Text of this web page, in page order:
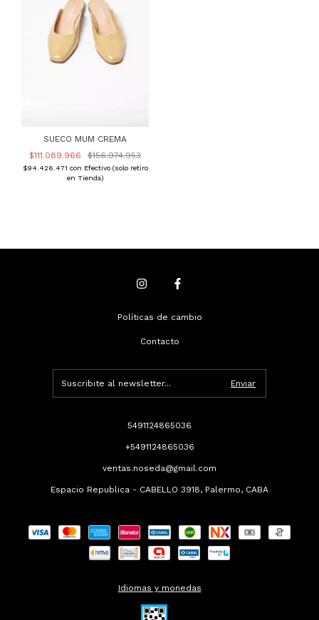
SUECO MUM CREMA
$111.089.966
$156.974.953
$94.426.471 con Efectivo (solo retiro
en Tienda)
Políticas de cambio
Contacto
5491124865036
+5491124865036
ventas.noseda@gmail.com
Espacio Republica - CABELLO 3918, Palermo, CABA
Idiomas y monedas